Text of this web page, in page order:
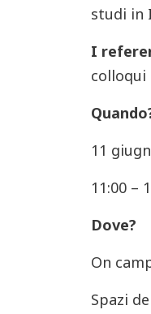
studi in
I
colloqui
11
11:00 –
Dove?
On
Spazi